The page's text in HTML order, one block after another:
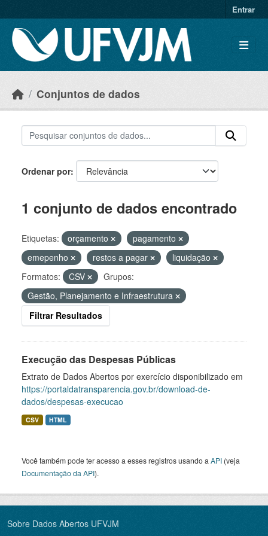
Entrar
Conjuntos de dados
Ordenar por
1 conjunto de dados encontrado
Etiquetas: orçamento
pagamento
emepenho
restos a pagar
liquidação
Formatos:
CSV
Grupos:
Gestão, Planejamento e Infraestrutura
Filtrar Resultados
Execução das Despesas Públicas
Extrato de Dados Abertos por exercício disponibilizado em
https://portaldatransparencia.gov.br/download-de-
dados/despesas-execucao
CSV HTML
Você também pode ter acesso a esses registros usando a API (veja
Documentação da API).
Sobre Dados Abertos UFVJM